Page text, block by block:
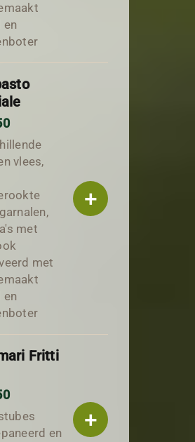
en
vlees,
met
met
en
+
Fritti
en
+